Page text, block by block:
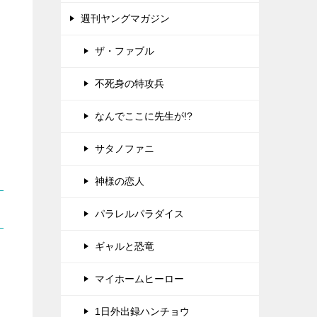
週刊ヤングマガジン
ザ・ファブル
不死身の特攻兵
なんでここに先生が!?
サタノファニ
神様の恋人
パラレルパラダイス
ギャルと恐竜
マイホームヒーロー
1日外出録ハンチョウ